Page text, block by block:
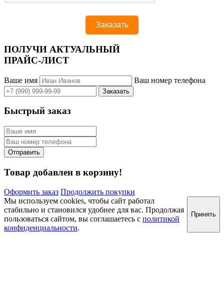
ПОЛУЧИ АКТУАЛЬНЫЙ
ПРАЙС-ЛИСТ
Ваше имя Ваш номер телефона
Быстрый заказ
Товар добавлен в корзину!
Оформить заказ Продолжить покупки
Мы используем cookies, чтобы сайт работал
стабильно и становился удобнее для вас. Продолжая
пользоваться сайтом, вы соглашаетесь с политикой
конфиденциальности.
Принять